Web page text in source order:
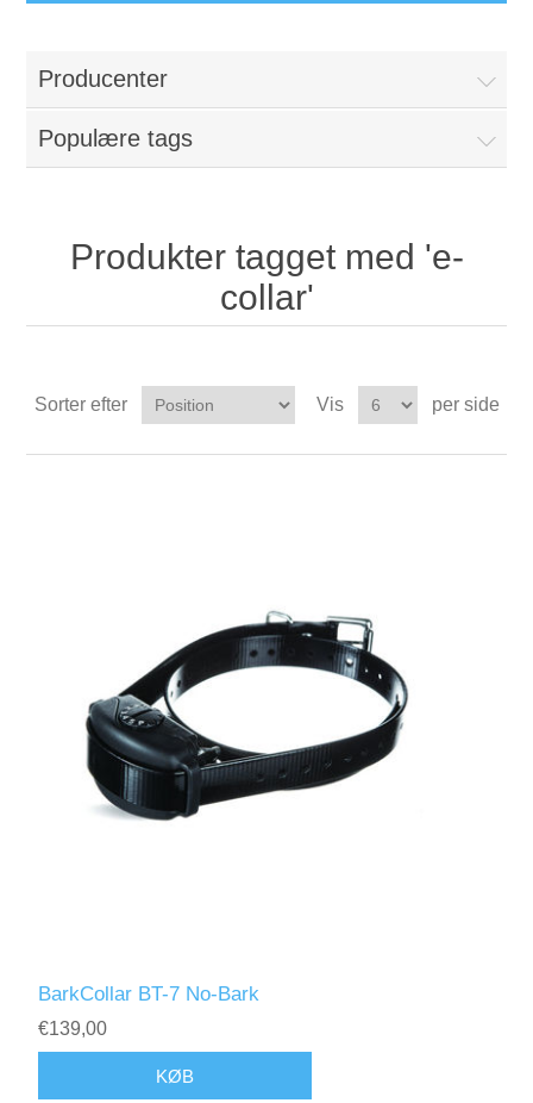
Producenter
Populære tags
Produkter tagget med 'e-
collar'
Sorter efter Vis per side
BarkCollar BT-7 No-Bark
€139,00